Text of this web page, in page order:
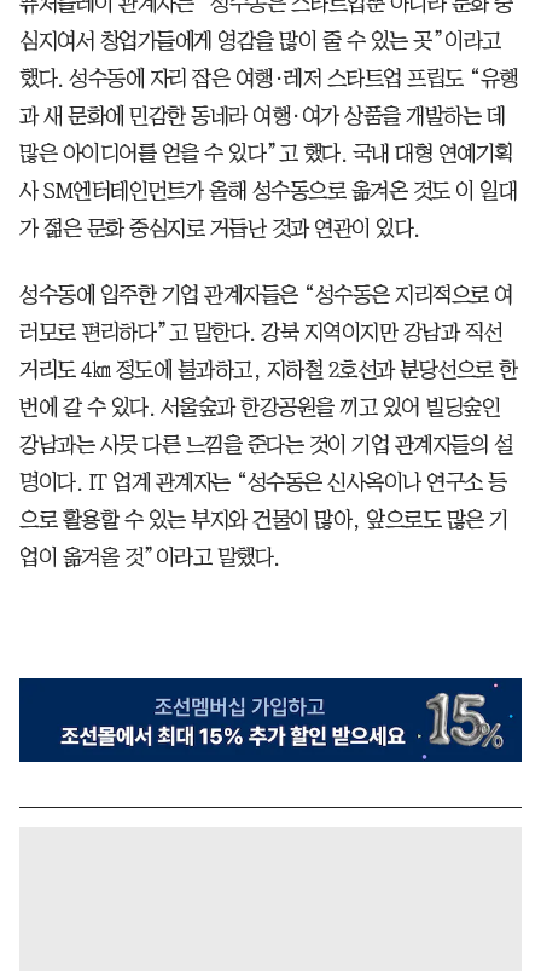
심지여서 창업가들에게 영감을 많이 줄 수 있는 곳”이라고
했다. 성수동에 자리 잡은 여행·레저 스타트업 프립도 “유행
과 새 문화에 민감한 동네라 여행·여가 상품을 개발하는 데
많은 아이디어를 얻을 수 있다”고 했다. 국내 대형 연예기획
사 SM엔터테인먼트가 올해 성수동으로 옮겨온 것도 이 일대
가 젊은 문화 중심지로 거듭난 것과 연관이 있다.
성수동에 입주한 기업 관계자들은 “성수동은 지리적으로 여
러모로 편리하다”고 말한다. 강북 지역이지만 강남과 직선
거리도 4㎞ 정도에 불과하고, 지하철 2호선과 분당선으로 한
번에 갈 수 있다. 서울숲과 한강공원을 끼고 있어 빌딩숲인
강남과는 사뭇 다른 느낌을 준다는 것이 기업 관계자들의 설
명이다. IT 업계 관계자는 “성수동은 신사옥이나 연구소 등
으로 활용할 수 있는 부지와 건물이 많아, 앞으로도 많은 기
업이 옮겨올 것”이라고 말했다.